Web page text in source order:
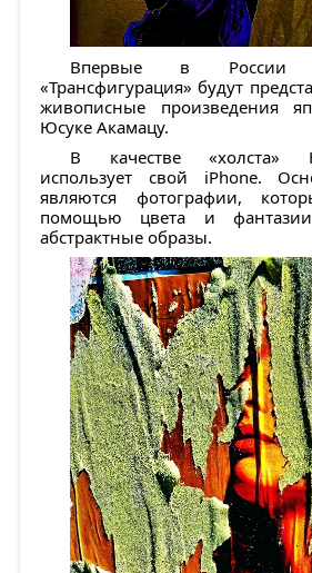
Впервые в России
«Трансфигурация» будут
живописные произведения
Юсуке Акамацу.
В качестве «холста»
использует свой iPhone.
являются фотографии,
помощью цвета и
абстрактные образы.